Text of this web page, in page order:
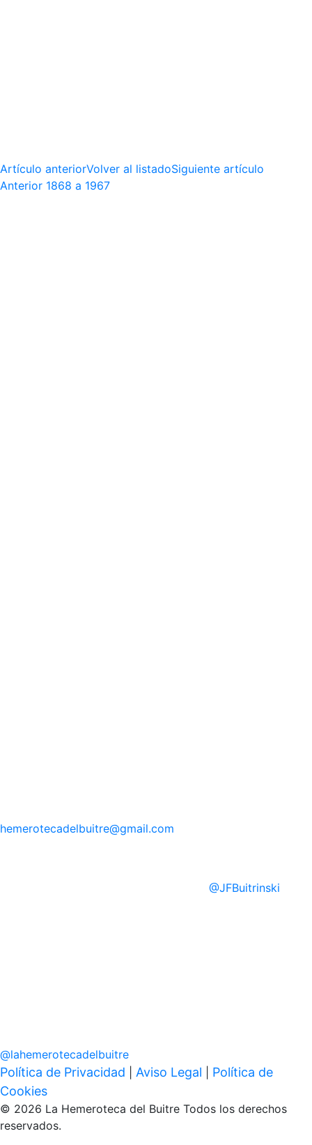
Artículo anteriorVolver al listadoSiguiente artículo
Anterior 1868 a 1967
hemerotecadelbuitre@gmail.com
@JFBuitrinski
@lahemerotecadelbuitre
Política de Privacidad Aviso Legal
Política de
Cookies
© 2026 La Hemeroteca del Buitre Todos los derechos
reservados.